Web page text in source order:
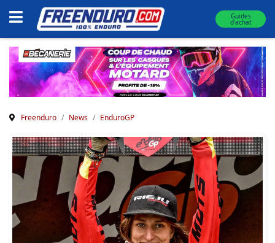
Guides
d'achat
Freenduro News EnduroGP